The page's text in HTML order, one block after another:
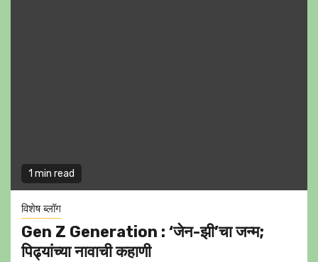
1 min read
विशेष ब्लॉग
Gen Z Generation : ‘जेन-झी’चा जन्म;
पिढ्यांच्या नावाची कहाणी